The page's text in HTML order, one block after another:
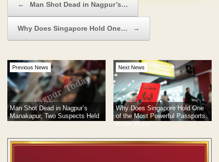
← Man Shot Dead in Nagpur’s…
Why Does Singapore Hold One… →
Previous News
Man Shot Dead in Nagpur’s
Manakapur, Two Suspects Held
Next News
Why Does Singapore Hold One
of the Most Powerful Passports
in the World?